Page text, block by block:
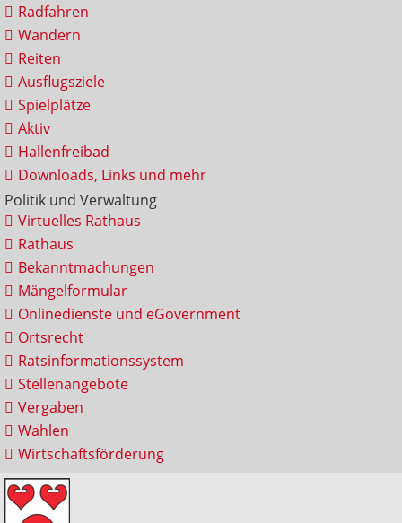
Radfahren
Wandern
Reiten
Ausflugsziele
Spielplätze
Aktiv
Hallenfreibad
Downloads, Links und mehr
Politik und Verwaltung
Virtuelles Rathaus
Rathaus
Bekanntmachungen
Mängelformular
Onlinedienste und eGovernment
Ortsrecht
Ratsinformationssystem
Stellenangebote
Vergaben
Wahlen
Wirtschaftsförderung